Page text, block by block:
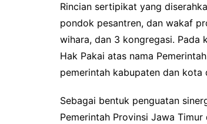
Rincian sertipikat yang
pondok pesantren, dan wakaf
wihara, dan 3 kongregasi. Pada
Hak Pakai atas nama
pemerintah kabupaten dan kota
Sebagai bentuk penguatan
Pemerintah Provinsi Jawa